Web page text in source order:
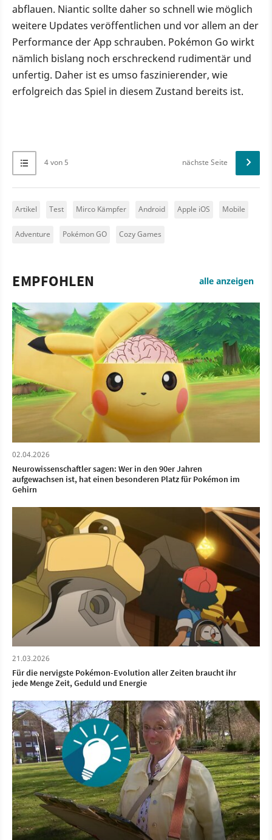
abflauen. Niantic sollte daher so schnell wie möglich
weitere Updates veröffentlichen und vor allem an der
Performance der App schrauben. Pokémon Go wirkt
nämlich bislang noch erschreckend rudimentär und
unfertig. Daher ist es umso faszinierender, wie
erfolgreich das Spiel in diesem Zustand bereits ist.
4 von 5 nächste Seite
Artikel Test Mirco Kämpfer Android Apple iOS Mobile
Adventure Pokémon GO Cozy Games
EMPFOHLEN alle anzeigen
02.04.2026
Neurowissenschaftler sagen: Wer in den 90er Jahren
aufgewachsen ist, hat einen besonderen Platz für Pokémon im
Gehirn
21.03.2026
Für die nervigste Pokémon-Evolution aller Zeiten braucht ihr
jede Menge Zeit, Geduld und Energie